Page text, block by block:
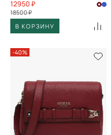
12950 ₽
18500 ₽
В КОРЗИНУ
-40%